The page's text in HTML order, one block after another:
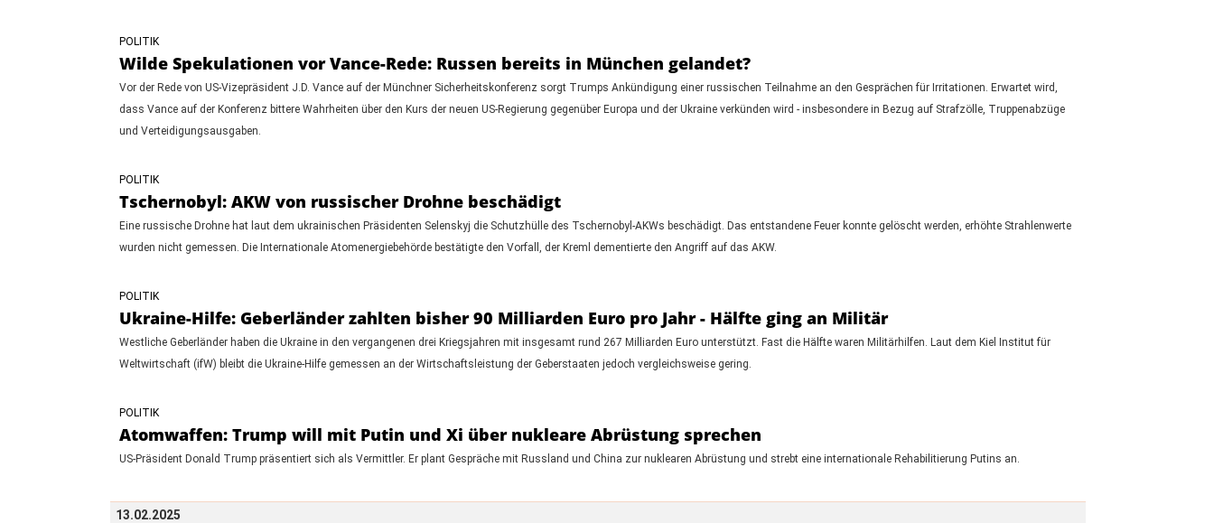
POLITIK
Wilde Spekulationen vor Vance-Rede: Russen bereits in München gelandet?
Vor der Rede von US-Vizepräsident J.D. Vance auf der Münchner Sicherheitskonferenz sorgt Trumps Ankündigung einer russischen Teilnahme an den Gesprächen für Irritationen. Erwartet wird,
dass Vance auf der Konferenz bittere Wahrheiten über den Kurs der neuen US-Regierung gegenüber Europa und der Ukraine verkünden wird - insbesondere in Bezug auf Strafzölle, Truppenabzüge
und Verteidigungsausgaben.
POLITIK
Tschernobyl: AKW von russischer Drohne beschädigt
Eine russische Drohne hat laut dem ukrainischen Präsidenten Selenskyj die Schutzhülle des Tschernobyl-AKWs beschädigt. Das entstandene Feuer konnte gelöscht werden, erhöhte Strahlenwerte
wurden nicht gemessen. Die Internationale Atomenergiebehörde bestätigte den Vorfall, der Kreml dementierte den Angriff auf das AKW.
POLITIK
Ukraine-Hilfe: Geberländer zahlten bisher 90 Milliarden Euro pro Jahr - Hälfte ging an Militär
Westliche Geberländer haben die Ukraine in den vergangenen drei Kriegsjahren mit insgesamt rund 267 Milliarden Euro unterstützt. Fast die Hälfte waren Militärhilfen. Laut dem Kiel Institut für
Weltwirtschaft (ifW) bleibt die Ukraine-Hilfe gemessen an der Wirtschaftsleistung der Geberstaaten jedoch vergleichsweise gering.
POLITIK
Atomwaffen: Trump will mit Putin und Xi über nukleare Abrüstung sprechen
US-Präsident Donald Trump präsentiert sich als Vermittler. Er plant Gespräche mit Russland und China zur nuklearen Abrüstung und strebt eine internationale Rehabilitierung Putins an.
13.02.2025